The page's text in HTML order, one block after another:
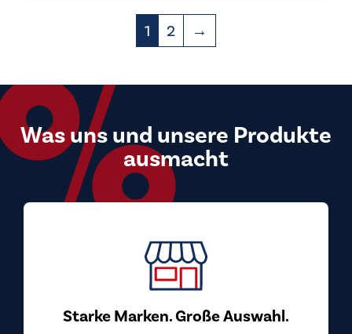
1 2 →
Was uns und unsere Produkte
ausmacht
Top Preis-Leistungs-
Bei uns kaufen Sie Markengeräte zu
überzeugen. Wir beziehen unsere Geräte
Sie weiter.